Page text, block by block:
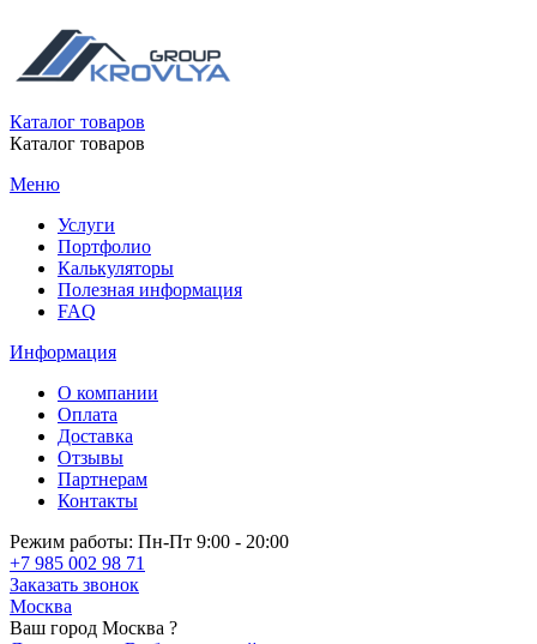
Каталог товаров
Каталог товаров
Меню
Услуги
Портфолио
Калькуляторы
Полезная информация
FAQ
Информация
О компании
Оплата
Доставка
Отзывы
Партнерам
Контакты
Режим работы: Пн-Пт 9:00 - 20:00
+7 985 002 98 71
Заказать звонок
Москва
Ваш город Москва ?